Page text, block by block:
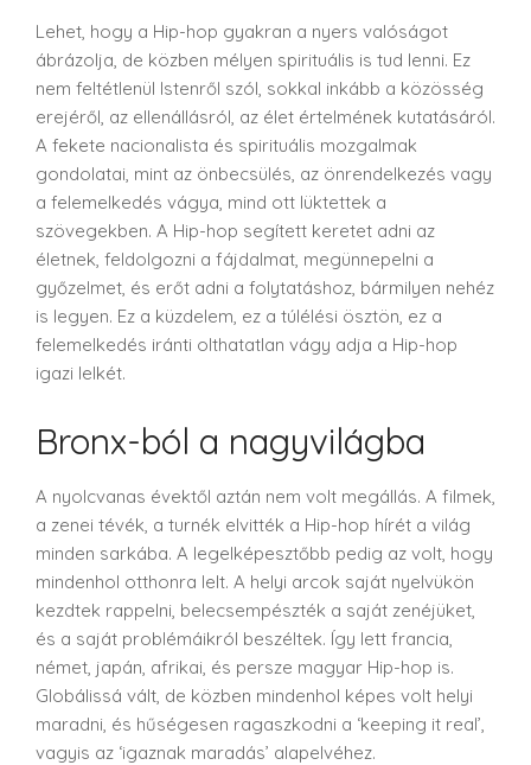
Lehet, hogy a Hip-hop gyakran a nyers valóságot
ábrázolja, de közben mélyen spirituális is tud lenni. Ez
nem feltétlenül Istenről szól, sokkal inkább a közösség
erejéről, az ellenállásról, az élet értelmének kutatásáról.
A fekete nacionalista és spirituális mozgalmak
gondolatai, mint az önbecsülés, az önrendelkezés vagy
a felemelkedés vágya, mind ott lüktettek a
szövegekben. A Hip-hop segített keretet adni az
életnek, feldolgozni a fájdalmat, megünnepelni a
győzelmet, és erőt adni a folytatáshoz, bármilyen nehéz
is legyen. Ez a küzdelem, ez a túlélési ösztön, ez a
felemelkedés iránti olthatatlan vágy adja a Hip-hop
igazi lelkét.
Bronx-ból a nagyvilágba
A nyolcvanas évektől aztán nem volt megállás. A filmek,
a zenei tévék, a turnék elvitték a Hip-hop hírét a világ
minden sarkába. A legelképesztőbb pedig az volt, hogy
mindenhol otthonra lelt. A helyi arcok saját nyelvükön
kezdtek rappelni, belecsempészték a saját zenéjüket,
és a saját problémáikról beszéltek. Így lett francia,
német, japán, afrikai, és persze magyar Hip-hop is.
Globálissá vált, de közben mindenhol képes volt helyi
maradni, és hűségesen ragaszkodni a ‘keeping it real’,
vagyis az ‘igaznak maradás’ alapelvéhez.